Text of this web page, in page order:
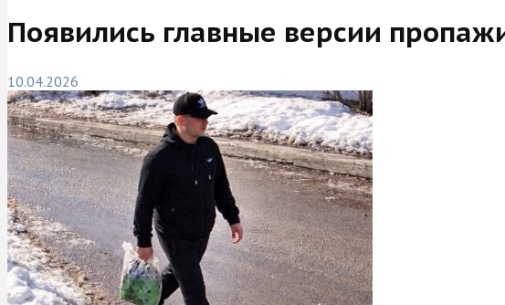
Появились главные версии
10.04.2026